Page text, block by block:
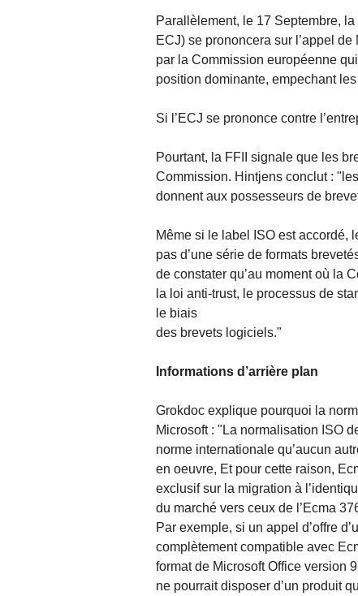
Parallèlement, le 17 Septembre,
ECJ) se prononcera sur l’appel
par la Commission européenne
position dominante, empechant
Si l’ECJ se prononce contre
Pourtant, la FFII signale que les
Commission. Hintjens conclut :
donnent aux possesseurs de
Même si le label ISO est accordé,
pas d’une série de formats
de constater qu’au moment où la
la loi anti-trust, le processus de
le biais
des brevets logiciels."
Informations d’arrière plan
Grokdoc explique pourquoi la
Microsoft : "La normalisation ISO
norme internationale qu’aucun
en oeuvre, Et pour cette raison,
exclusif sur la migration à
du marché vers ceux de l’Ecma
Par exemple, si un appel d’offre
complètement compatible avec
format de Microsoft Office version
ne pourrait disposer d’un produit